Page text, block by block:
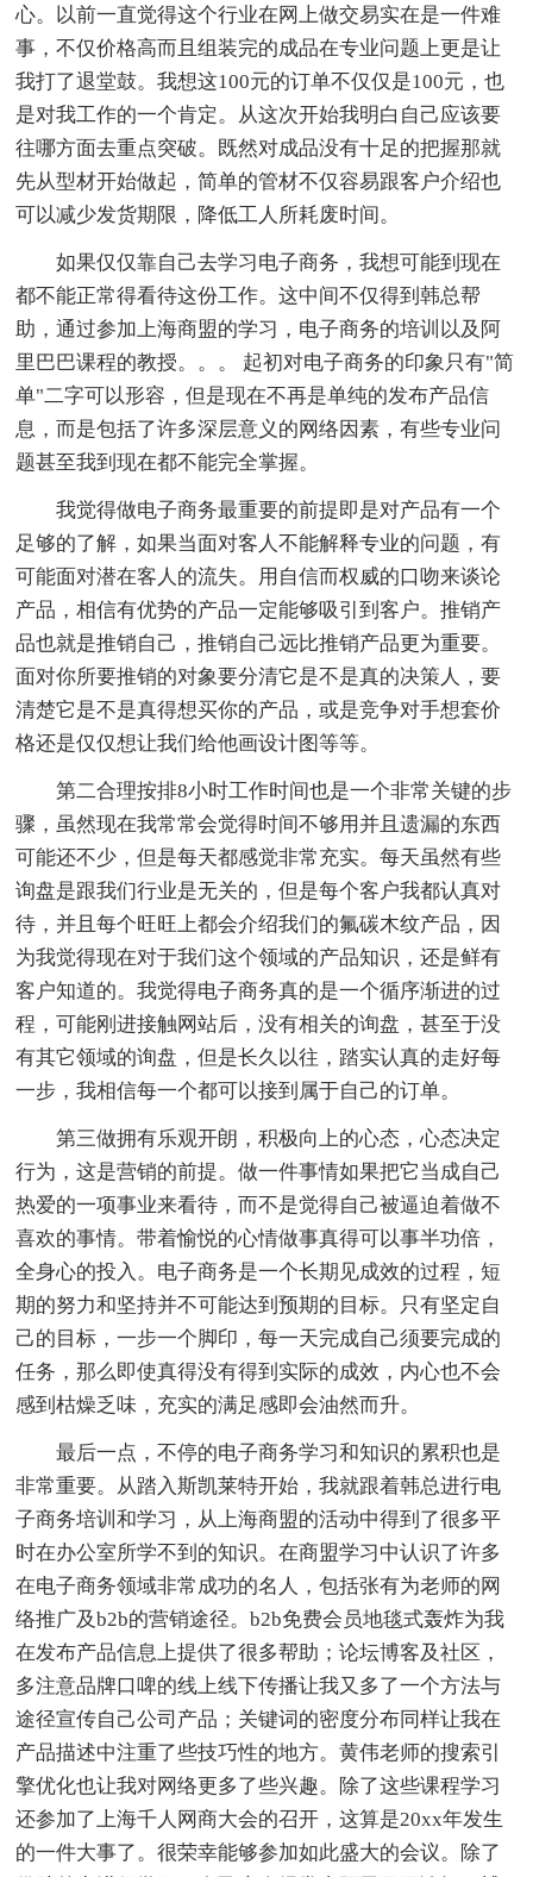
心。以前一直觉得这个行业在网上做交易实在是一件难
事，不仅价格高而且组装完的成品在专业问题上更是让
我打了退堂鼓。我想这100元的订单不仅仅是100元，也
是对我工作的一个肯定。从这次开始我明白自己应该要
往哪方面去重点突破。既然对成品没有十足的把握那就
先从型材开始做起，简单的管材不仅容易跟客户介绍也
可以减少发货期限，降低工人所耗废时间。
如果仅仅靠自己去学习电子商务，我想可能到现在
都不能正常得看待这份工作。这中间不仅得到韩总帮
助，通过参加上海商盟的学习，电子商务的培训以及阿
里巴巴课程的教授。。。 起初对电子商务的印象只有"简
单"二字可以形容，但是现在不再是单纯的发布产品信
息，而是包括了许多深层意义的网络因素，有些专业问
题甚至我到现在都不能完全掌握。
我觉得做电子商务最重要的前提即是对产品有一个
足够的了解，如果当面对客人不能解释专业的问题，有
可能面对潜在客人的流失。用自信而权威的口吻来谈论
产品，相信有优势的产品一定能够吸引到客户。推销产
品也就是推销自己，推销自己远比推销产品更为重要。
面对你所要推销的对象要分清它是不是真的决策人，要
清楚它是不是真得想买你的产品，或是竞争对手想套价
格还是仅仅想让我们给他画设计图等等。
第二合理按排8小时工作时间也是一个非常关键的步
骤，虽然现在我常常会觉得时间不够用并且遗漏的东西
可能还不少，但是每天都感觉非常充实。每天虽然有些
询盘是跟我们行业是无关的，但是每个客户我都认真对
待，并且每个旺旺上都会介绍我们的氟碳木纹产品，因
为我觉得现在对于我们这个领域的产品知识，还是鲜有
客户知道的。我觉得电子商务真的是一个循序渐进的过
程，可能刚进接触网站后，没有相关的询盘，甚至于没
有其它领域的询盘，但是长久以往，踏实认真的走好每
一步，我相信每一个都可以接到属于自己的订单。
第三做拥有乐观开朗，积极向上的心态，心态决定
行为，这是营销的前提。做一件事情如果把它当成自己
热爱的一项事业来看待，而不是觉得自己被逼迫着做不
喜欢的事情。带着愉悦的心情做事真得可以事半功倍，
全身心的投入。电子商务是一个长期见成效的过程，短
期的努力和坚持并不可能达到预期的目标。只有坚定自
己的目标，一步一个脚印，每一天完成自己须要完成的
任务，那么即使真得没有得到实际的成效，内心也不会
感到枯燥乏味，充实的满足感即会油然而升。
最后一点，不停的电子商务学习和知识的累积也是
非常重要。从踏入斯凯莱特开始，我就跟着韩总进行电
子商务培训和学习，从上海商盟的活动中得到了很多平
时在办公室所学不到的知识。在商盟学习中认识了许多
在电子商务领域非常成功的名人，包括张有为老师的网
络推广及b2b的营销途径。b2b免费会员地毯式轰炸为我
在发布产品信息上提供了很多帮助；论坛博客及社区，
多注意品牌口啤的线上线下传播让我又多了一个方法与
途径宣传自己公司产品；关键词的密度分布同样让我在
产品描述中注重了些技巧性的地方。黄伟老师的搜索引
擎优化也让我对网络更多了些兴趣。除了这些课程学习
还参加了上海千人网商大会的召开，这算是20xx年发生
的一件大事了。很荣幸能够参加如此盛大的会议。除了